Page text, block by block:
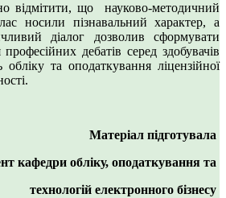
відмітити, що науково-методичний
носили пізнавальний характер, а
діалог дозволив сформувати
дебатів серед здобувачів
та оподаткування ліцензійної
Матеріал підготувала
кафедри обліку, оподаткування та
технологій електронного бізнесу